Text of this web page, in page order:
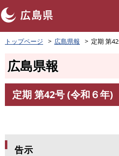
ペ
ー
頭
す
トップページ 広島県報 定期 第
広島県報
文
定期 第42号 (令和６年)
告示